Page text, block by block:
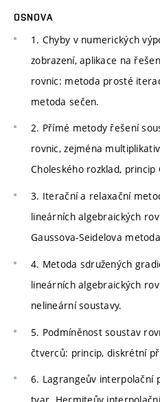
OSNOVA
1. Chyby v numerických
zobrazení, aplikace na
rovnic: metoda prosté
metoda sečen.
2. Přímé metody řešení
rovnic, zejména
Choleského rozklad, princip
3. Iterační a relaxační
lineárních algebraických
Gaussova-Seidelova
4. Metoda sdružených
lineárních algebraických
nelineární soustavy.
5. Podmíněnost soustav
čtverců: princip, diskrétní
6. Lagrangeův interpolační